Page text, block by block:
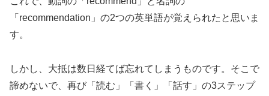
「recommendation」の2つの英単語が覚えられたと思いま
す。
しかし、大抵は数日経てば忘れてしまうものです。そこで
諦めないで、再び「読む」「書く」「話す」の3ステップ